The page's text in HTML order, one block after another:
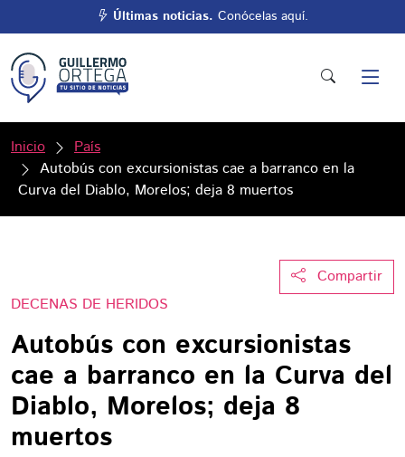
Últimas noticias. Conócelas aquí.
Inicio
País
Autobús con excursionistas cae a barranco en la
Curva del Diablo, Morelos; deja 8 muertos
Compartir
DECENAS DE HERIDOS
Autobús con excursionistas
cae a barranco en la Curva del
Diablo, Morelos; deja 8
muertos